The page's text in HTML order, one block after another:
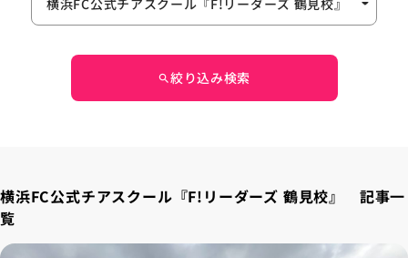
search絞り込み検索
横浜FC公式チアスクール『F!リーダーズ 鶴見校』 記事一
覧